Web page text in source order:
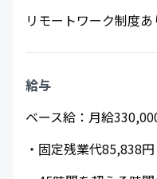
リモートワーク制度あ
給与
ベース給：月給
・固定残業代85,838